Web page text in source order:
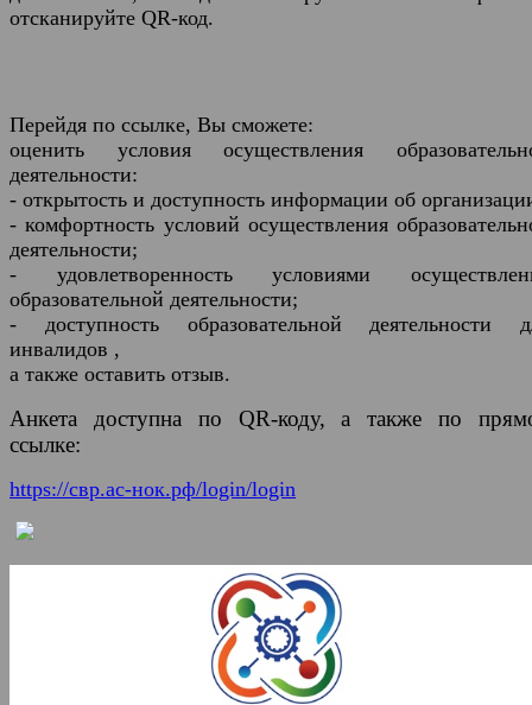
отсканируйте QR-код.
Перейдя по ссылке, Вы сможете:
оценить условия осуществления
деятельности:
- открытость и доступность информации об
- комфортность условий осуществления
деятельности;
- удовлетворенность условиями
образовательной деятельности;
- доступность образовательной деятельности
инвалидов ,
а также оставить отзыв.
Анкета доступна по QR-коду, а также по
ссылке:
https://свр.ас-нок.рф/login/login